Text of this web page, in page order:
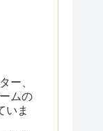
ー、
ムの
いま